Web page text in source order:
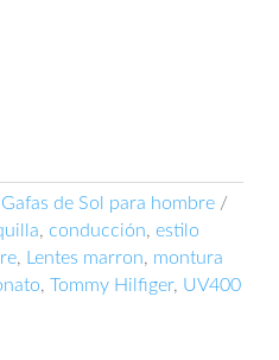
Gafas de Sol para hombre
, conducción, estilo
, Lentes marron, montura
, Tommy Hilfiger, UV400